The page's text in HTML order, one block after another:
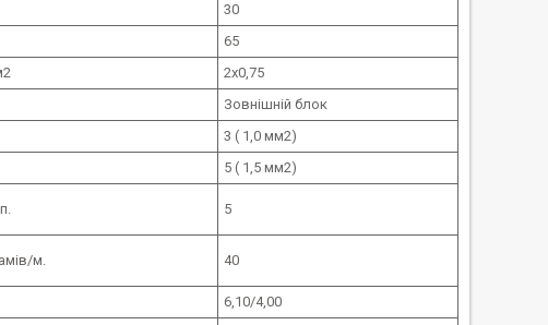
30
65
2х0,75
Зовнішній блок
3 ( 1,0 мм2)
5 ( 1,5 мм2)
5
м. 40
6,10/4,00